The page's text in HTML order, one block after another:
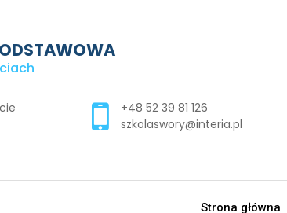
+48 52 39 81 126
szkolaswory@interia.pl
Strona główna